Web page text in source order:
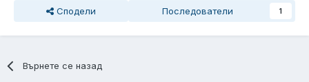
Сподели Последователи 1
Върнете се назад